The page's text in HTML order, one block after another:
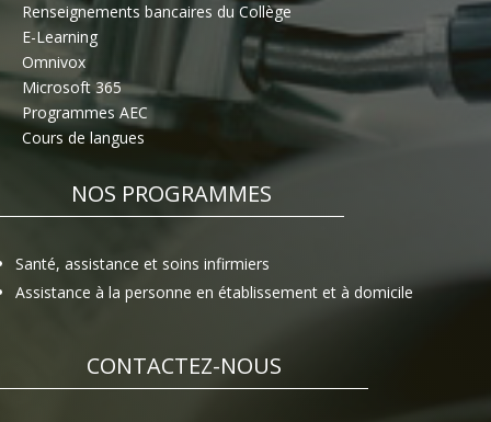
Renseignements bancaires du Collège
E-Learning
Omnivox
Microsoft 365
Programmes AEC
Cours de langues
NOS PROGRAMMES
Santé, assistance et soins infirmiers
Assistance à la personne en établissement et à domicile
CONTACTEZ-NOUS